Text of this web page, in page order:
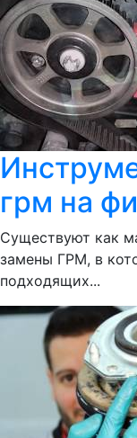
грм на
Существуют как
замены ГРМ, в
подходящих...